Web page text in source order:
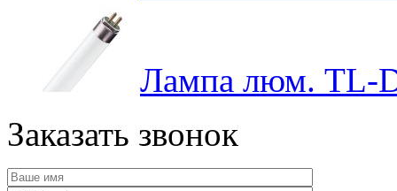
Лампа люм. TL-
Заказать звонок